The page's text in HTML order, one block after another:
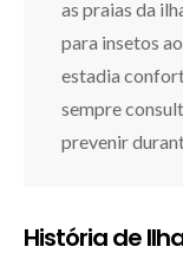
as praias da
para insetos
estadia
sempre
prevenir
História de